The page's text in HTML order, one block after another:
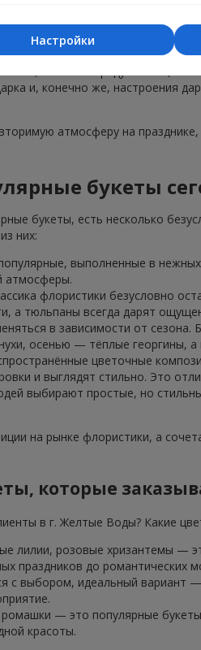
букеты
Каждый год появляются
пике, не только радуют глаз,
и, конечно же, настроения
атмосферу на
букеты
букеты, есть несколько
них:
выполненные в
атмосферы.
флористики безусловно
а тюльпаны всегда дарят
в зависимости от
осенью — тёплые георгины,
цветочные
и выглядят стильно. Это
выбирают простые, но
на рынке флористики, а
которые
в г. Желтые Воды? Какие
лилии, розовые хризантемы —
праздников до романтических
с выбором, идеальный
— это популярные
красоты.
Настройки